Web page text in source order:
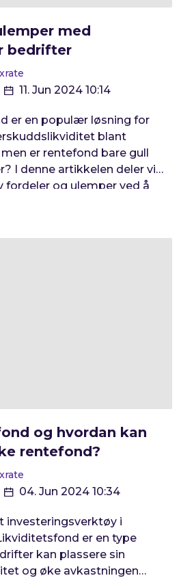
med
bedrifter
11. Jun 2024 10:14
er en populær løsning for
blant
er rentefond bare gull
I denne artikkelen deler vi
fordeler og ulemper ved å
og hvilke fordeler
gir.
og hvordan kan
rentefond?
04. Jun 2024 10:34
investeringsverktøy i
er en type
kan plassere sin
og øke avkastningen